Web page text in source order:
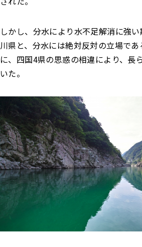
しかし、分水により水不足解消に強
川県と、分水には絶対反対の立場で
に、四国4県の思惑の相違により、長
いた。